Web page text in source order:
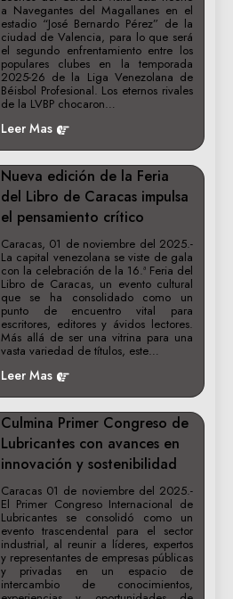
a Navegantes del Magallanes en el
estadio “José Bernardo Pérez” de la
ciudad de Valencia, para lo que será
el segundo enfrentamiento entre los
populares clubes en la temporada
2025-26 de la Liga Venezolana de
Béisbol Profesional. Los eternos rivales
de la LVBP chocaron…
Leer Mas
Nueva edición de la Feria
del Libro de Caracas impulsa
el pensamiento crítico
Caracas, 01 de noviembre del 2025.-
La capital venezolana se viste de gala
con la celebración de la 16.ª Feria del
Libro de Caracas, un evento cultural
que se ha consolidado como un
punto de encuentro vital para
escritores, editores y ávidos lectores.
Más allá de ser una vitrina para una
vasta variedad de títulos, este…
Leer Mas
Culmina Primer Congreso de
Lubricantes con avances en
innovación y sostenibilidad
Caracas 01 de noviembre del 2025.-
El Primer Congreso Internacional de
Lubricantes se consolidó como un
evento trascendental para el sector
industrial, al reunir a líderes, expertos
y representantes de empresas públicas
y privadas en un espacio de
intercambio de conocimientos,